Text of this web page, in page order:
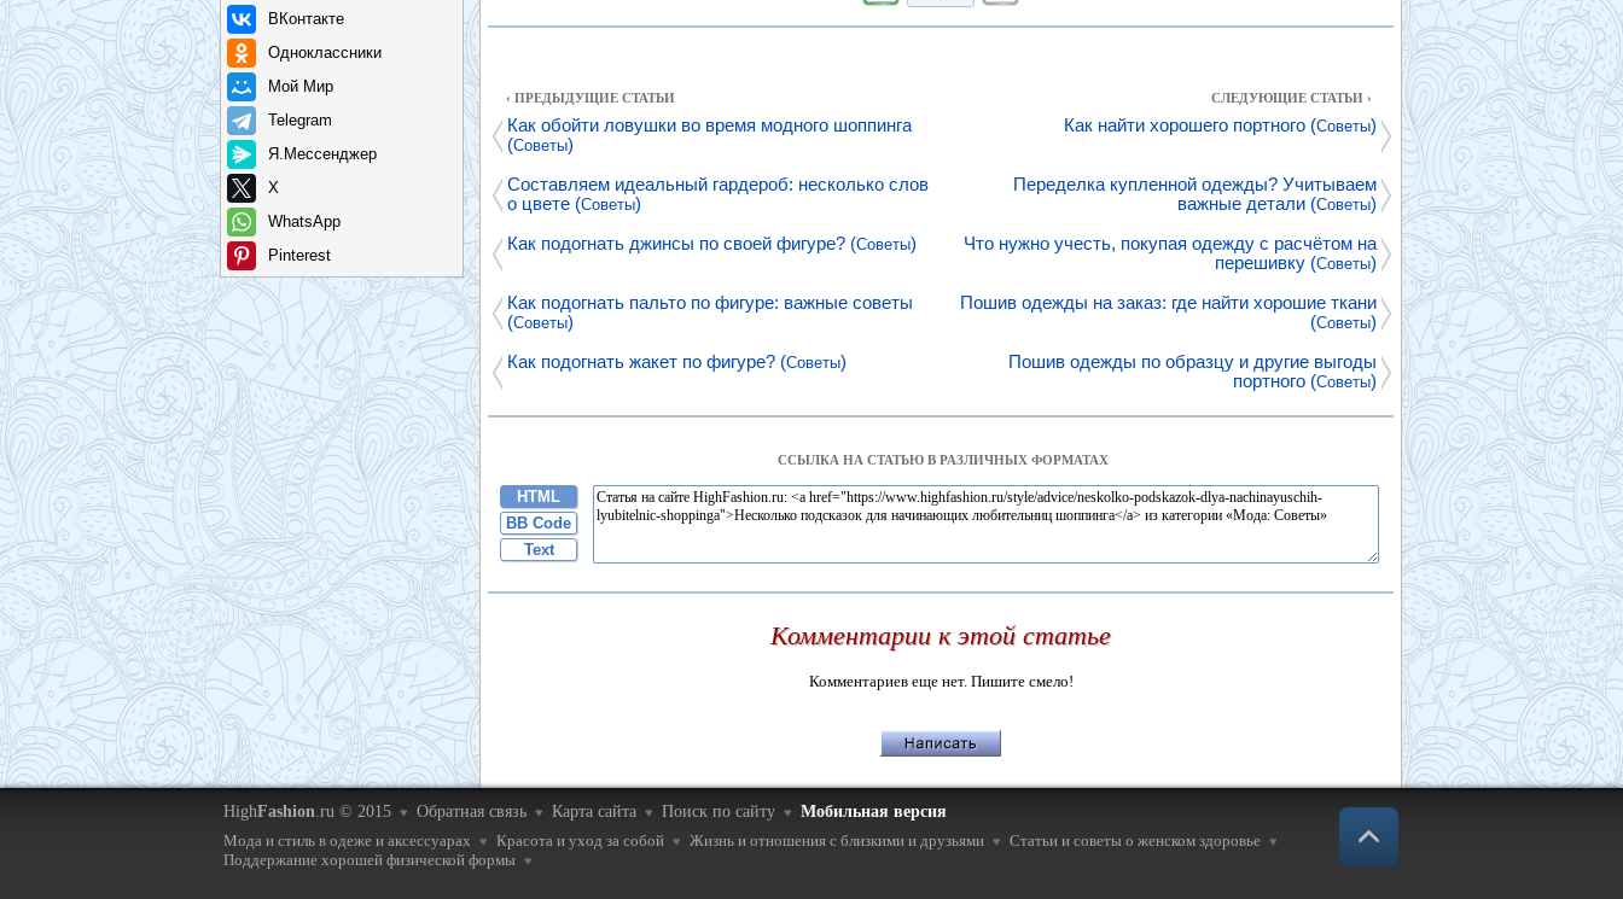
ВКонтакте
Одноклассники
Мой Мир
Telegram
Я.Мессенджер
X
WhatsApp
Pinterest
‹ ПРЕДЫДУЩИЕ СТАТЬИ
Как обойти ловушки во время модного шоппинга
(Советы)
Составляем идеальный гардероб: несколько слов
о цвете (Советы)
Как подогнать джинсы по своей фигуре? (Советы)
Как подогнать пальто по фигуре: важные советы
(Советы)
Как подогнать жакет по фигуре? (Советы)
СЛЕДУЮЩИЕ СТАТЬИ ›
Как найти хорошего портного (Советы)
Переделка купленной одежды? Учитываем
важные детали (Советы)
Что нужно учесть, покупая одежду с расчётом на
перешивку (Советы)
Пошив одежды на заказ: где найти хорошие ткани
(Советы)
Пошив одежды по образцу и другие выгоды
портного (Советы)
ССЫЛКА НА СТАТЬЮ В РАЗЛИЧНЫХ ФОРМАТАХ
HTML
BB Code
Text
Комментарии к этой статье
Комментариев еще нет. Пишите смело!
HighFashion.ru © 2015 ♥ Обратная связь ♥ Карта сайта ♥ Поиск по сайту ♥
Мобильная версия
Мода и стиль в одеже и аксессуарах
♥ Красота и уход за собой ♥ Жизнь и отношения с близкими и друзьями ♥ Статьи и советы о женском здоровье ♥
Поддержание хорошей физической формы ♥